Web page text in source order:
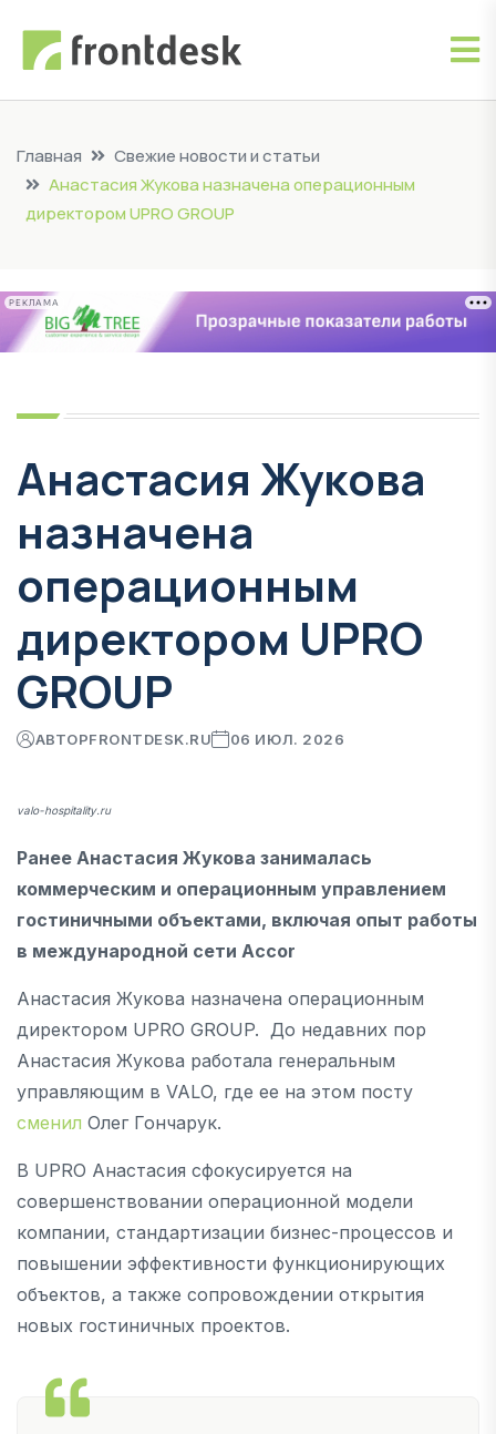
Главная
Свежие новости и статьи
Анастасия Жукова назначена операционным
директором UPRO GROUP
РЕКЛАМА
Анастасия Жукова
назначена
операционным
директором UPRO
GROUP
АВТОРFRONTDESK.RU 06 ИЮЛ. 2026
valo-hospitality.ru
Ранее Анастасия Жукова занималась
коммерческим и операционным управлением
гостиничными объектами, включая опыт работы
в международной сети Accor
Анастасия Жукова назначена операционным
директором UPRO GROUP. До недавних пор
Анастасия Жукова работала генеральным
управляющим в VALO, где ее на этом посту
сменил Олег Гончарук.
В UPRO Анастасия сфокусируется на
совершенствовании операционной модели
компании, стандартизации бизнес-процессов и
повышении эффективности функционирующих
объектов, а также сопровождении открытия
новых гостиничных проектов.